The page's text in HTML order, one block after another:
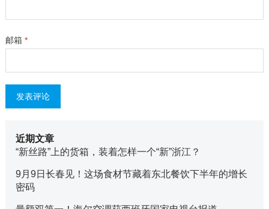
邮箱 *
近期文章
“新丝路”上的货箱，装着怎样一个“新”浙江？
9月9日长春见！这场食材节藏着东北餐饮下半年的增长
密码